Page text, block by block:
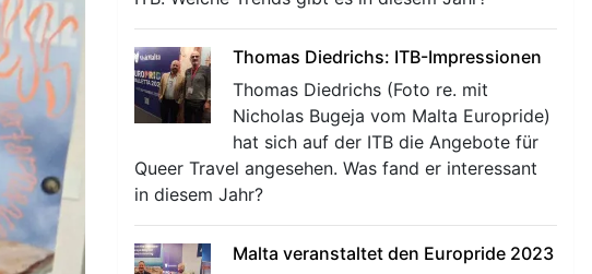
Thomas Diedrichs: ITB-Impressionen
Thomas Diedrichs (Foto re. mit
Nicholas Bugeja vom Malta Europride)
hat sich auf der ITB die Angebote für
Queer Travel angesehen. Was fand er interessant
in diesem Jahr?
Malta veranstaltet den Europride 2023